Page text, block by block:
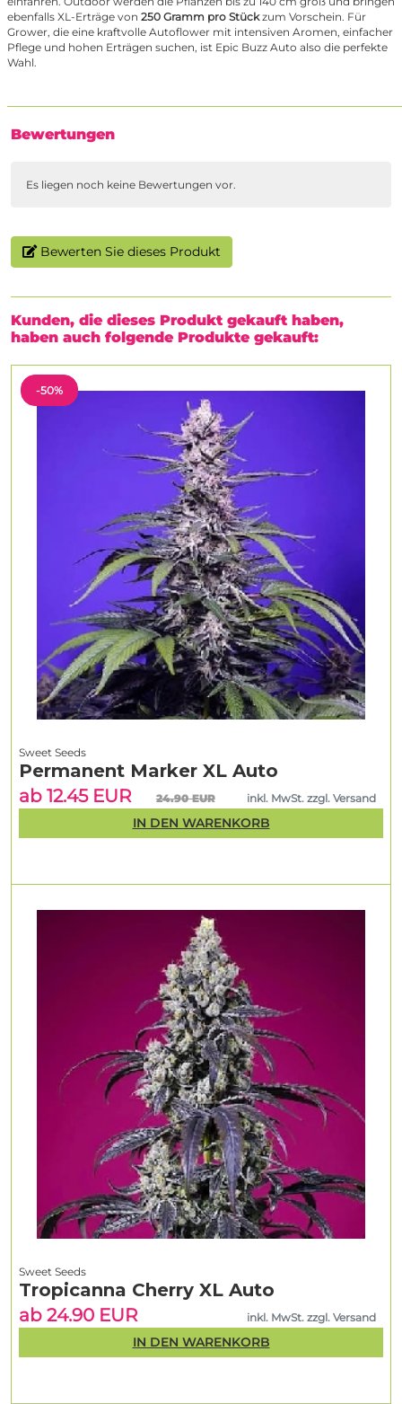
ebenfalls XL-Erträge von 250 Gramm pro Stückzum Vorschein. Für
Grower, die eine kraftvolle Autoflower mit intensiven Aromen, einfacher
Pflege und hohen Erträgen suchen, ist Epic Buzz Auto also die perfekte
Wahl.
Bewertungen
Es liegen noch keine Bewertungen vor.
Bewerten Sie dieses Produkt
Kunden, die dieses Produkt gekauft haben,
haben auch folgende Produkte gekauft:
Sweet Seeds
Tropicanna Cherry XL Auto
ab 24.90 EUR
inkl. MwSt. zzgl. Versand
IN DEN WARENKORB
-50%
Sweet Seeds
Permanent Marker XL Auto
ab 12.45 EUR
24.90 EUR inkl. MwSt. zzgl. Versand
IN DEN WARENKORB